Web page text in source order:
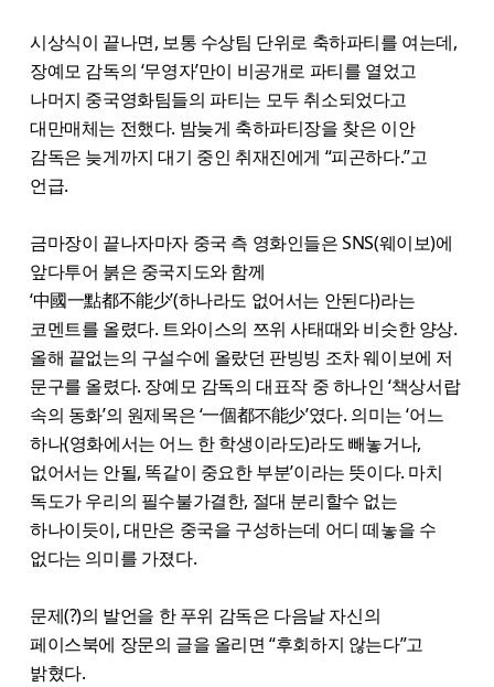
시상식이 끝나면, 보통 수상팀 단위로 축하파티를 여는데,
장예모 감독의 ‘무영자’만이 비공개로 파티를 열었고
나머지 중국영화팀들의 파티는 모두 취소되었다고
대만매체는 전했다. 밤늦게 축하파티장을 찾은 이안
감독은 늦게까지 대기 중인 취재진에게 “피곤하다.”고
언급.
금마장이 끝나자마자 중국 측 영화인들은 SNS(웨이보)에
앞다투어 붉은 중국지도와 함께
‘中國一點都不能少’(하나라도 없어서는 안된다)라는
코멘트를 올렸다. 트와이스의 쯔위 사태때와 비슷한 양상.
올해 끝없는의 구설수에 올랐던 판빙빙 조차 웨이보에 저
문구를 올렸다. 장예모 감독의 대표작 중 하나인 ‘책상서랍
속의 동화’의 원제목은 ‘一個都不能少’였다. 의미는 ‘어느
하나(영화에서는 어느 한 학생이라도)라도 빼놓거나,
없어서는 안될, 똑같이 중요한 부분’이라는 뜻이다. 마치
독도가 우리의 필수불가결한, 절대 분리할수 없는
하나이듯이, 대만은 중국을 구성하는데 어디 떼놓을 수
없다는 의미를 가졌다.
문제(?)의 발언을 한 푸위 감독은 다음날 자신의
페이스북에 장문의 글을 올리면 “후회하지 않는다”고
밝혔다.